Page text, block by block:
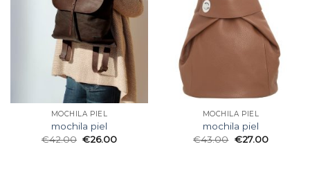
MOCHILA PIEL
mochila piel
€42.00 €26.00
MOCHILA PIEL
mochila piel
€43.00 €27.00